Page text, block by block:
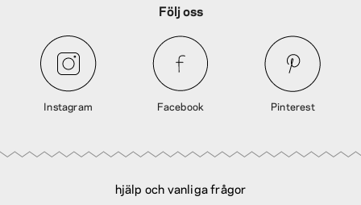
Följ oss
Instagram Facebook Pinterest
hjälp och vanliga frågor